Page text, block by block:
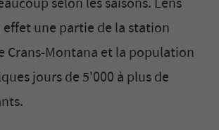
une partie de la station
Crans-Montana et la population
jours de 5'000 à plus de